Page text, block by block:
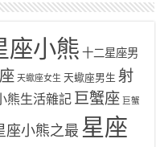
座小熊 十二星座男
天蠍座女生 天蠍座男生 射
熊生活雜記 巨蟹座 巨蟹
座小熊之最 星座